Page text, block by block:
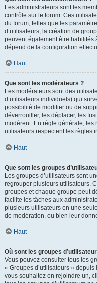
Les administrateurs sont les
contrôle sur le forum. Ces
du forum, telles que les
d’utilisateurs, la création de
peuvent également être habilités
dépend de la configuration
Haut
Que sont les modérateurs ?
Les modérateurs sont des
d’utilisateurs individuels) qui
possibilité de modifier ou de
déverrouiller, les déplacer, les
modèrent. En règle générale, les
utilisateurs respectent les règles
Haut
Que sont les groupes
Les groupes d’utilisateurs sont
regrouper plusieurs utilisateurs.
groupes et chaque groupe peut
facilite les tâches aux
plusieurs utilisateurs en une
de modération, ou bien leur
Haut
Où sont les groupes
Vous pouvez consulter tous les
« Groupes d’utilisateurs »
vous souhaitez en rejoindre un,